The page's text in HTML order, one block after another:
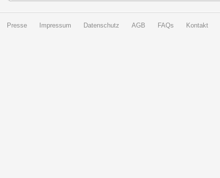
Presse Impressum Datenschutz AGB FAQs Kontakt